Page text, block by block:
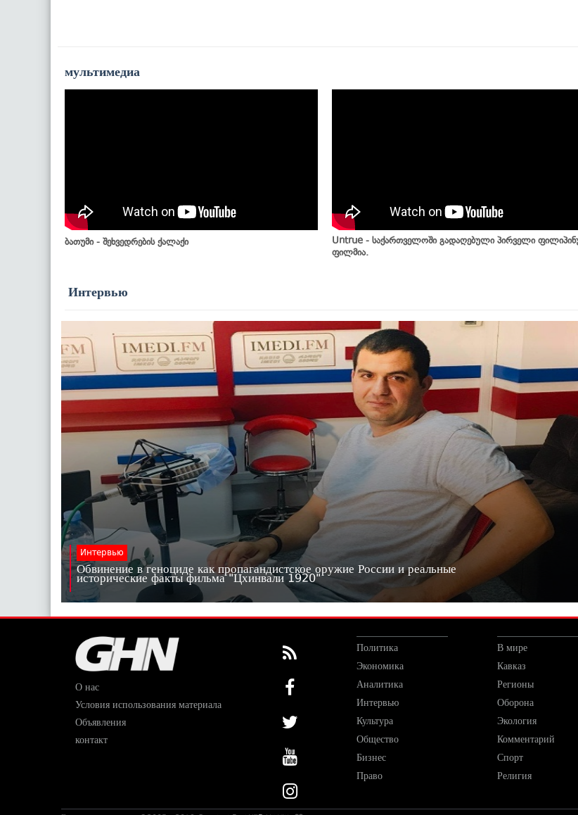
мультимедиа
ბათუმი - შეხვედრების ქალაქი
Untrue - საქართველოში გადაღებული პირველი
ფილმია.
Интервью
Интервью
Обвинение в геноциде как пропагандистское оружие России и реальные
исторические факты фильма "Цхинвали 1920"
О нас
Условия использования материала
Объявления
контакт
Политика
Экономика
Аналитика
Интервью
Культура
Общество
Бизнес
Право
В мире
Кавказ
Регионы
Оборона
Экология
Комментарий
Спорт
Религия